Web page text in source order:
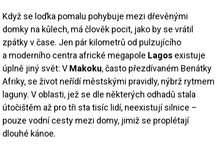
Když se loďka pomalu pohybuje mezi dřevěnými
domky na kůlech, má člověk pocit, jako by se vrátil
zpátky v čase. Jen pár kilometrů od pulzujícího
a moderního centra africké megapole Lagos existuje
úplně jiný svět: V Makoku, často přezdívaném Benátky
Afriky, se život neřídí městskými pravidly, nýbrž rytmem
laguny. V oblasti, jež se dle některých odhadů stala
útočištěm až pro tři sta tisíc lidí, neexistují silnice –
pouze vodní cesty mezi domy, jimiž se proplétají
dlouhé kánoe.